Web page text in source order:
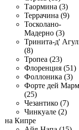
Таормина (3)
Террачина (9)
Тосколано-
Мадерно (3)
Тринита-д'
(8)
Тропеа (23)
Флоренция (51)
Фоллоника (3)
Форте дей
(25)
Чезантико (7)
Чинкуале (2)
на Кипре